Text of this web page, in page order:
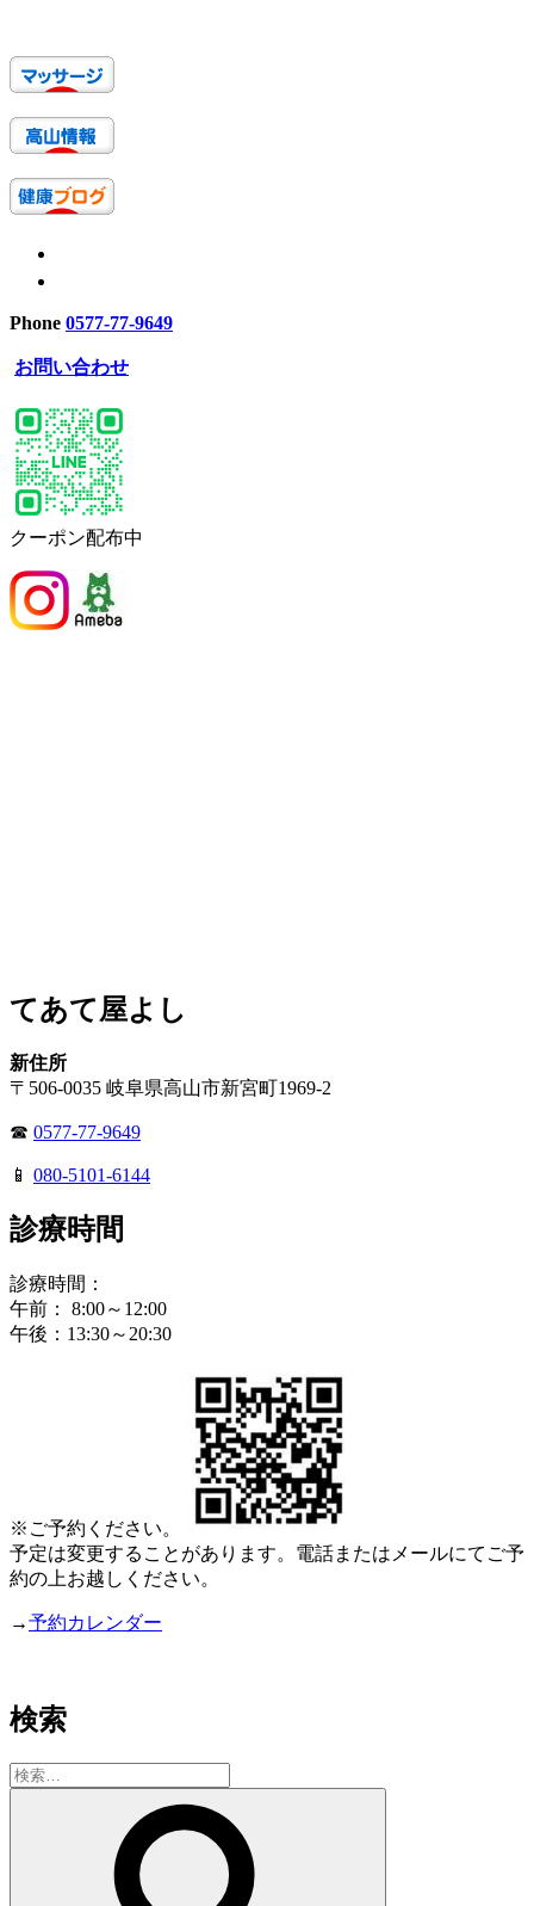
Phone 0577-77-9649
お問い合わせ
クーポン配布中
てあて屋よし
新住所
〒506-0035 岐阜県高山市新宮町1969-2
☎ 0577-77-9649
📱 080-5101-6144
診療時間
診療時間：
午前： 8:00～12:00
午後：13:30～20:30
※ご予約ください。
予定は変更することがあります。電話またはメールにてご予
約の上お越しください。
→予約カレンダー
検索
検
索: